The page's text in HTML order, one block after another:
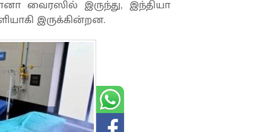
வைரஸில் இருந்து, இந்தியா
இருக்கின்றன.